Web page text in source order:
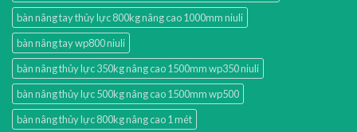
bàn nâng tay thủy lực 800kg nâng cao 1000mm niuli
bàn nâng tay wp800 niuli
bàn nâng thủy lực 350kg nâng cao 1500mm wp350 niuli
bàn nâng thủy lực 500kg nâng cao 1500mm wp500
bàn nâng thủy lực 800kg nâng cao 1 mét